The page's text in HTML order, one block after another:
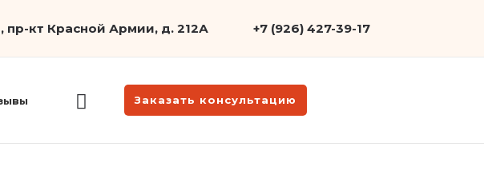
пр-кт Красной Армии, д. 212А +7 (926) 427-39-17
Заказать консультацию